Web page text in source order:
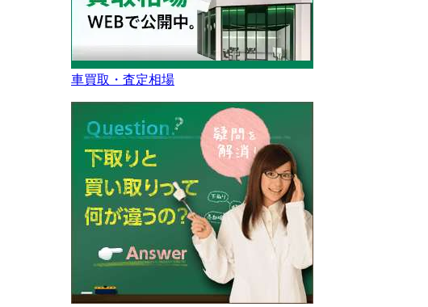
車買取・査定相場